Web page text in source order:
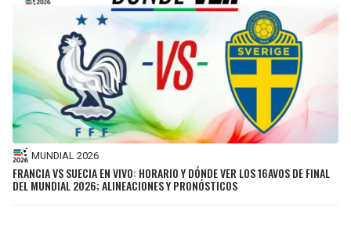
MUNDIAL 2026
FRANCIA VS SUECIA EN VIVO: HORARIO Y DÓNDE VER LOS 16AVOS DE FINAL
DEL MUNDIAL 2026; ALINEACIONES Y PRONÓSTICOS